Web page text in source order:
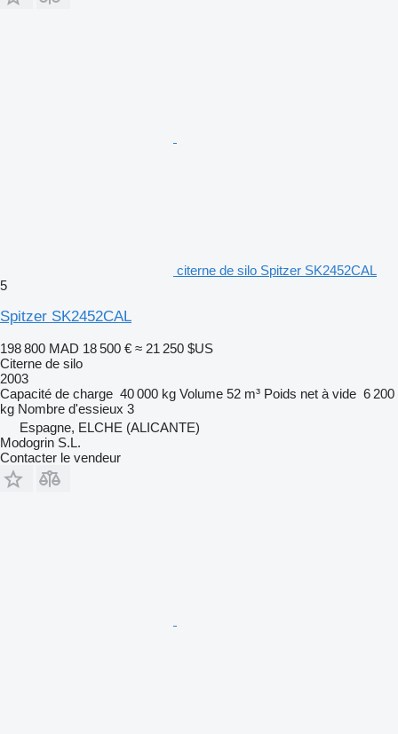
citerne de silo Spitzer SK2452CAL
5
Spitzer SK2452CAL
198 800 MAD 18 500 € ≈ 21 250 $US
Citerne de silo
2003
Capacité de charge 40 000 kg Volume 52 m³ Poids net à vide 6 200
kg Nombre d'essieux 3
Espagne, ELCHE (ALICANTE)
Modogrin S.L.
Contacter le vendeur